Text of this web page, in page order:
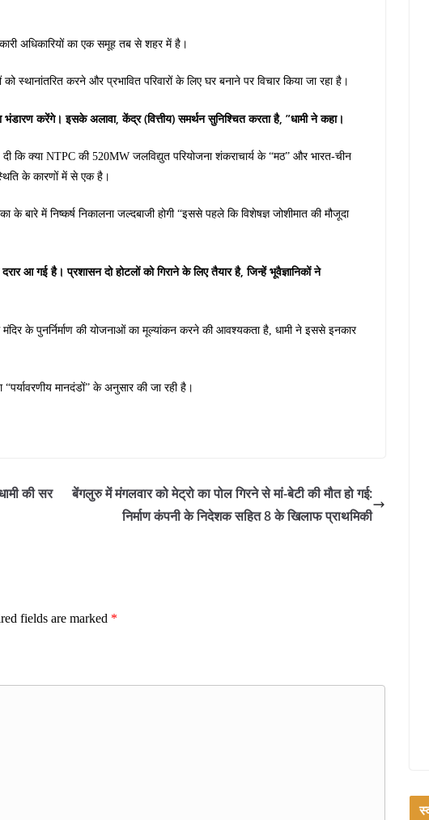
अधिकारियों का एक समूह तब से शहर में है।
स्थानांतरित करने और प्रभावित परिवारों के लिए घर बनाने पर विचार किया जा रहा है।
भंडारण करेंगे। इसके अलावा, केंद्र (वित्तीय) समर्थन सुनिश्चित करता है, ”धामी ने कहा।
कि क्या NTPC की 520MW जलविद्युत परियोजना शंकराचार्य के “मठ” और भारत-चीन
के कारणों में से एक है।
के बारे में निष्कर्ष निकालना जल्दबाजी होगी “इससे पहले कि विशेषज्ञ जोशीमात की मौजूदा
आ गई है। प्रशासन दो होटलों को गिराने के लिए तैयार है, जिन्हें भूवैज्ञानिकों ने
के पुनर्निर्माण की योजनाओं का मूल्यांकन करने की आवश्यकता है, धामी ने इससे इनकार
“पर्यावरणीय मानदंडों” के अनुसार की जा रही है।
की सर
बेंगलुरु में मंगलवार को मेट्रो का पोल गिरने से मां-बेटी की मौत हो गई:
निर्माण कंपनी के निदेशक सहित 8 के खिलाफ प्राथमिकी
fields are marked *